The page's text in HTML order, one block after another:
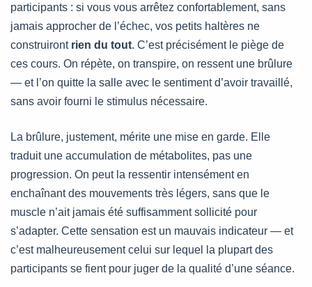
participants : si vous vous arrêtez confortablement, sans
jamais approcher de l’échec, vos petits haltères ne
construiront rien du tout. C’est précisément le piège de
ces cours. On répète, on transpire, on ressent une brûlure
— et l’on quitte la salle avec le sentiment d’avoir travaillé,
sans avoir fourni le stimulus nécessaire.
La brûlure, justement, mérite une mise en garde. Elle
traduit une accumulation de métabolites, pas une
progression. On peut la ressentir intensément en
enchaînant des mouvements très légers, sans que le
muscle n’ait jamais été suffisamment sollicité pour
s’adapter. Cette sensation est un mauvais indicateur — et
c’est malheureusement celui sur lequel la plupart des
participants se fient pour juger de la qualité d’une séance.